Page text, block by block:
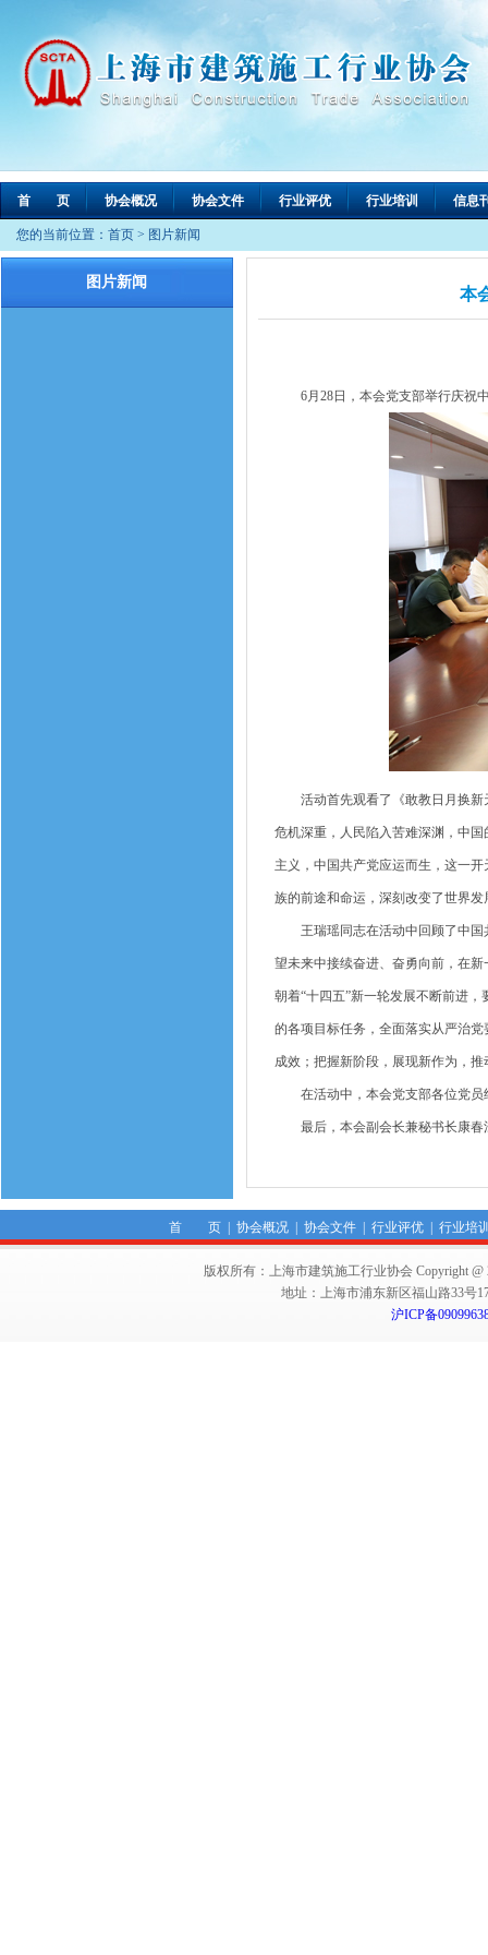
首 页 协会概况 协会文件 行业评优 行业培训 信息
您的当前位置： 首页 > 图片新闻
图片新闻
本
6月28日，本会党支部举行庆祝
活动首先观看了《敢教日月换新
危机深重，人民陷入苦难深渊，中
主义，中国共产党应运而生，这一
族的前途和命运，深刻改变了世界发
王瑞瑶同志在活动中回顾了中国
望未来中接续奋进、奋勇向前，在
朝着“十四五”新一轮发展不断前进
的各项目标任务，全面落实从严治
成效；把握新阶段，展现新作为，
在活动中，本会党支部各位党员
最后，本会副会长兼秘书长康春
首 页| 协会概况| 协会文件| 行业评优| 行业培
版权所有：上海市建筑施工行业协会 Copyright @
地址：上海市浦东新区福山路33号
沪ICP备